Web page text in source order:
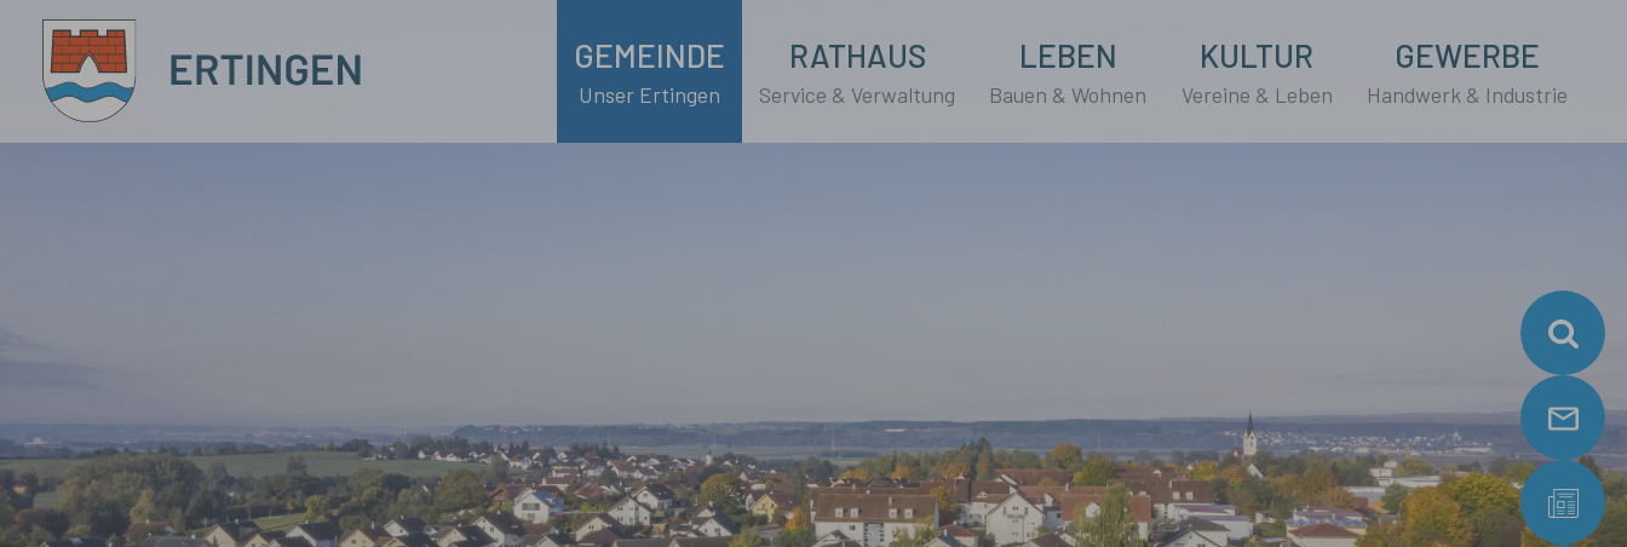
Zum Hauptinhalt springen
GEMEINDE
Unser Ertingen
RATHAUS
Service & Verwaltung
LEBEN
Bauen & Wohnen
KULTUR
Vereine & Leben
GEWERBE
Handwerk & Industrie